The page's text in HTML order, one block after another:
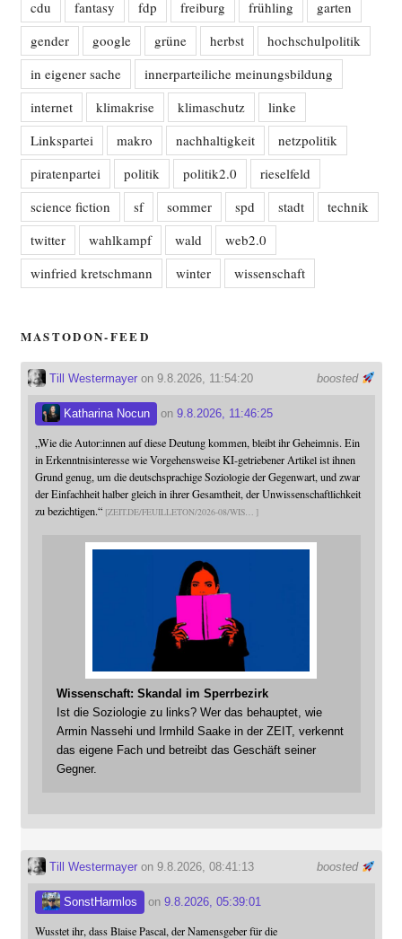
cdu fantasy fdp freiburg frühling
garten
gender
google grüne herbst
hochschulpolitik
in eigener sache
innerparteiliche meinungsbildung
internet
klimakrise klimaschutz
linke
Linkspartei
makro nachhaltigkeit
netzpolitik
piratenpartei
politik politik2.0
rieselfeld
science fiction
sf sommer spd stadt
technik
twitter
wahlkampf wald
web2.0
winfried kretschmann
winter wissenschaft
MASTODON-FEED
boosted
Till Westermayeron 9.8.2026, 11:54:20
Katharina Nocun on 9.8.2026, 11:46:25
„Wie die Autor:innen auf diese Deutung kommen, bleibt ihr Geheimnis. Ein
in Erkenntnisinteresse wie Vorgehensweise KI-getriebener Artikel ist ihnen
Grund genug, um die deutschsprachige Soziologie der Gegenwart, und zwar
der Einfachheit halber gleich in ihrer Gesamtheit, der Unwissenschaftlichkeit
zu bezichtigen.“ ZEIT.DE/FEUILLETON/2026-08/WIS
Wissenschaft: Skandal im Sperrbezirk
Ist die Soziologie zu links? Wer das behauptet, wie
Armin Nassehi und Irmhild Saake in der ZEIT, verkennt
das eigene Fach und betreibt das Geschäft seiner
Gegner.
boosted
Till Westermayeron 9.8.2026, 08:41:13
SonstHarmlos on 9.8.2026, 05:39:01
Wusstet ihr, dass Blaise Pascal, der Namensgeber für die